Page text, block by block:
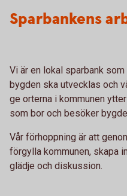
Sparbankens
Vi är en lokal sparbank
bygden ska utvecklas och
ge orterna i kommunen
som bor och besöker
Vår förhoppning är att
förgylla kommunen, skapa
glädje och diskussion.